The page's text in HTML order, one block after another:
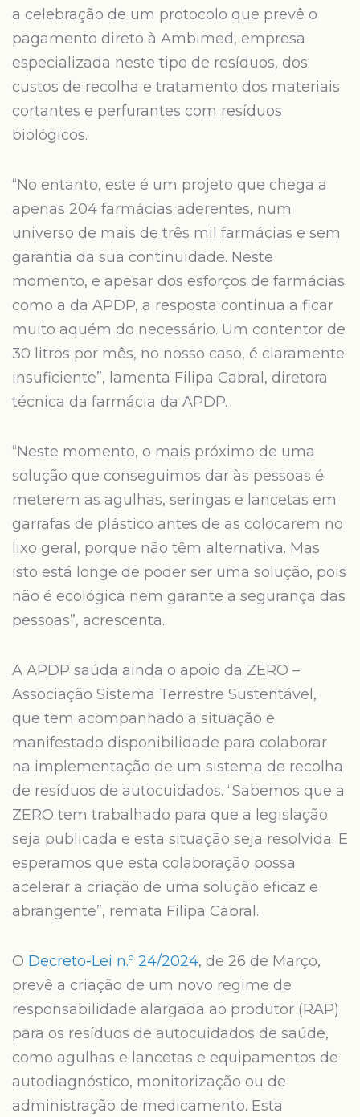
a celebração de um protocolo que prevê o
pagamento direto à Ambimed, empresa
especializada neste tipo de resíduos, dos
custos de recolha e tratamento dos materiais
cortantes e perfurantes com resíduos
biológicos.
“No entanto, este é um projeto que chega a
apenas 204 farmácias aderentes, num
universo de mais de três mil farmácias e sem
garantia da sua continuidade. Neste
momento, e apesar dos esforços de farmácias
como a da APDP, a resposta continua a ficar
muito aquém do necessário. Um contentor de
30 litros por mês, no nosso caso, é claramente
insuficiente”, lamenta Filipa Cabral, diretora
técnica da farmácia da APDP.
“Neste momento, o mais próximo de uma
solução que conseguimos dar às pessoas é
meterem as agulhas, seringas e lancetas em
garrafas de plástico antes de as colocarem no
lixo geral, porque não têm alternativa. Mas
isto está longe de poder ser uma solução, pois
não é ecológica nem garante a segurança das
pessoas”, acrescenta.
A APDP saúda ainda o apoio da ZERO –
Associação Sistema Terrestre Sustentável,
que tem acompanhado a situação e
manifestado disponibilidade para colaborar
na implementação de um sistema de recolha
de resíduos de autocuidados. “Sabemos que a
ZERO tem trabalhado para que a legislação
seja publicada e esta situação seja resolvida. E
esperamos que esta colaboração possa
acelerar a criação de uma solução eficaz e
abrangente”, remata Filipa Cabral.
O Decreto-Lei n.º 24/2024, de 26 de Março,
prevê a criação de um novo regime de
responsabilidade alargada ao produtor (RAP)
para os resíduos de autocuidados de saúde,
como agulhas e lancetas e equipamentos de
autodiagnóstico, monitorização ou de
administração de medicamento. Esta